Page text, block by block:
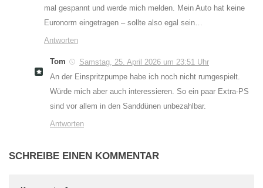
mal gespannt und werde mich melden. Mein Auto hat keine
Euronorm eingetragen – sollte also egal sein…
Antworten
Tom
Samstag, 25. April 2026 um 23:51 Uhr
An der Einspritzpumpe habe ich noch nicht rumgespielt.
Würde mich aber auch interessieren. So ein paar Extra-PS
sind vor allem in den Sanddünen unbezahlbar.
Antworten
SCHREIBE EINEN KOMMENTAR